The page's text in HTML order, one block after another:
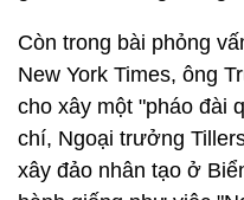
Còn trong bài phỏng
New York Times, ông
cho xây một "pháo đài
chí, Ngoại trưởng
xây đảo nhân tạo ở